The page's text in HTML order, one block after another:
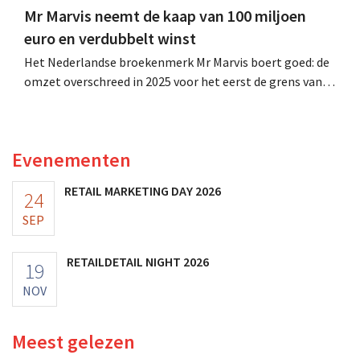
Mr Marvis neemt de kaap van 100 miljoen
euro en verdubbelt winst
Het Nederlandse broekenmerk Mr Marvis boert goed: de
omzet overschreed in 2025 voor het eerst de grens van
Evenementen
24
SEP
RETAIL MARKETING DAY 2026
19
NOV
RETAILDETAIL NIGHT 2026
Meest gelezen